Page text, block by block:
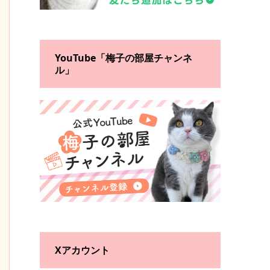
YouTube「梅子の部屋チャンネ
ル」
Xアカウント